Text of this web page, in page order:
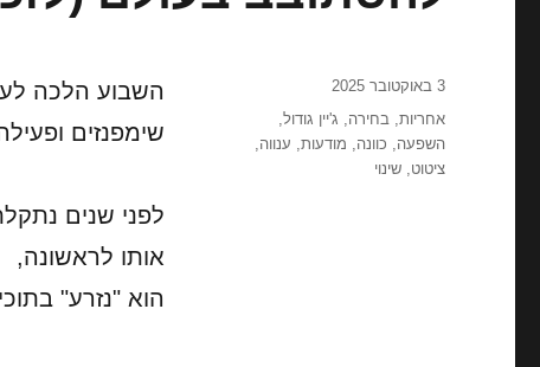
שימפנזים
לפני שנים
אותו לראשונה,
הוא "נזרע"
פורסם
3 באוקטובר 2025
תגיות
אחריות,בחירה, ג'יין גודול,
השפעה, כוונה, מודעות, ענווה,
ציטוט,שינוי